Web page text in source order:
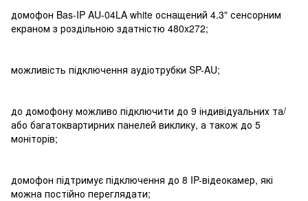
домофон Bas-IP AU-04LA white оснащений 4.3" сенсорним
екраном з роздільною здатністю 480x272;
можливість підключення аудіотрубки SP-AU;
до домофону можливо підключити до 9 індивідуальних та/
або багатоквартирних панелей виклику, а також до 5
моніторів;
домофон підтримує підключення до 8 IP-відеокамер, які
можна постійно переглядати;